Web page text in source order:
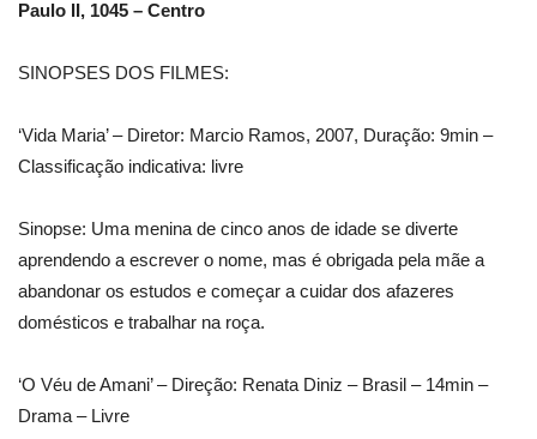
Paulo II, 1045 – Centro
SINOPSES DOS FILMES:
‘Vida Maria’ – Diretor: Marcio Ramos, 2007, Duração: 9min –
Classificação indicativa: livre
Sinopse: Uma menina de cinco anos de idade se diverte
aprendendo a escrever o nome, mas é obrigada pela mãe a
abandonar os estudos e começar a cuidar dos afazeres
domésticos e trabalhar na roça.
‘O Véu de Amani’ – Direção: Renata Diniz – Brasil – 14min –
Drama – Livre